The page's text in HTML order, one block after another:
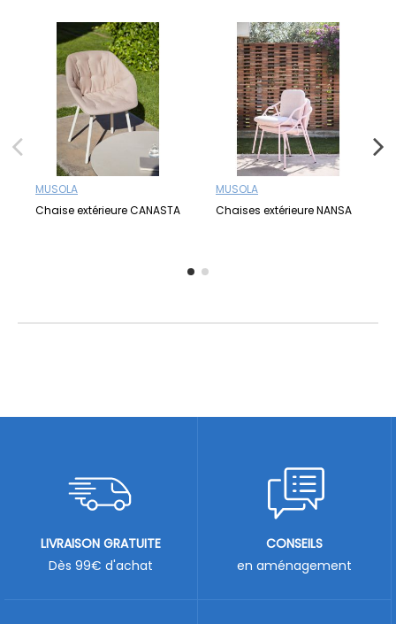
MUSOLA
Chaise extérieure CANASTA
MUSOLA
Chaises extérieure NANSA
LIVRAISON GRATUITE
Dès 99€ d'achat
CONSEILS
en aménagement